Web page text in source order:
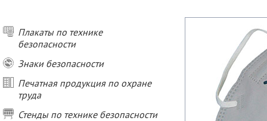
Плакаты по технике
безопасности
Знаки безопасности
Печатная продукция по охране
труда
Стенды по технике безопасности